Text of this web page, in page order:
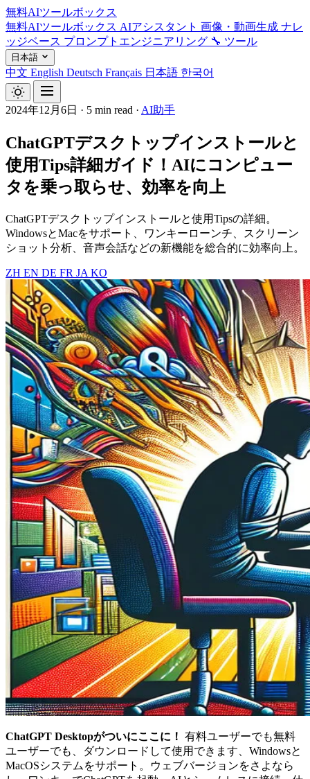
無料AIツールボックス
無料AIツールボックス AIアシスタント 画像・動画生成 ナレ
ッジベース プロンプトエンジニアリング 🔧 ツール
日本語
中文 English Deutsch Français 日本語 한국어
2024年12月6日 · 5 min read · AI助手
ChatGPTデスクトップインストールと
使用Tips詳細ガイド！AIにコンピュー
タを乗っ取らせ、効率を向上
ChatGPTデスクトップインストールと使用Tipsの詳細。
WindowsとMacをサポート、ワンキーローンチ、スクリーン
ショット分析、音声会話などの新機能を総合的に効率向上。
ZH EN DE FR JA KO
ChatGPT Desktopがついにここに！ 有料ユーザーでも無料
ユーザーでも、ダウンロードして使用できます、Windowsと
MacOSシステムをサポート。ウェブバージョンをさよなら